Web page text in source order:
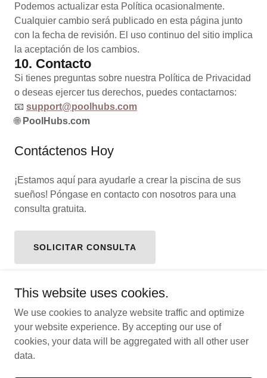
Podemos actualizar esta Política ocasionalmente.
Cualquier cambio será publicado en esta página junto
con la fecha de revisión. El uso continuo del sitio implica
la aceptación de los cambios.
10. Contacto
Si tienes preguntas sobre nuestra Política de Privacidad
o deseas ejercer tus derechos, puedes contactarnos:
📧 support@poolhubs.com
🌐 PoolHubs.com
Contáctenos Hoy
¡Estamos aquí para ayudarle a crear la piscina de sus
sueños! Póngase en contacto con nosotros para una
consulta gratuita.
SOLICITAR CONSULTA
Copyright © 2026 Poolhubs - All Rights Reserved.
Powered by
This website uses cookies.
We use cookies to analyze website traffic and optimize
your website experience. By accepting our use of
cookies, your data will be aggregated with all other user
data.